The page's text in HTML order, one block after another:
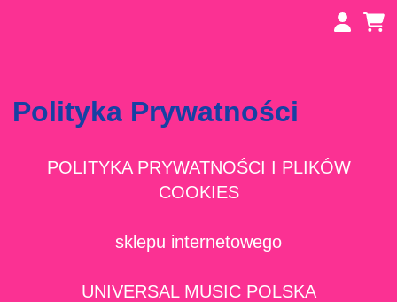
Polityka Prywatności
POLITYKA PRYWATNOŚCI I PLIKÓW
COOKIES
sklepu internetowego
UNIVERSAL MUSIC POLSKA